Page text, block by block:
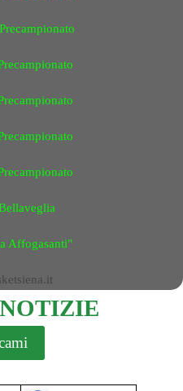
Affogasanti"